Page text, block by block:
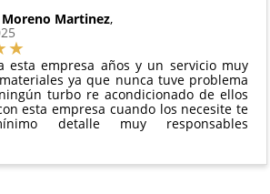
cumplen con la legislación
nuestras
no debe haber sido montado ni
en su
Moreno Martinez,
esta empresa años y un servicio muy
ya que nunca tuve problema
turbo re acondicionado de ellos
esta empresa cuando los necesite te
detalle muy responsables